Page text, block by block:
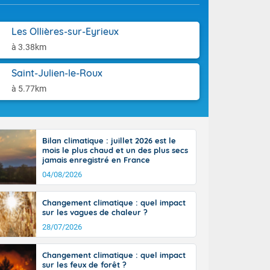
Les Ollières-sur-Eyrieux
à 3.38km
Saint-Julien-le-Roux
à 5.77km
général, 14
il fait
30 à 35
Bilan climatique : juillet 2026 est le
mois le plus chaud et un des plus secs
jamais enregistré en France
04/08/2026
Changement climatique : quel impact
sur les vagues de chaleur ?
28/07/2026
Changement climatique : quel impact
sur les feux de forêt ?